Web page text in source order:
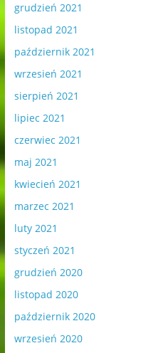
grudzień 2021
listopad 2021
październik 2021
wrzesień 2021
sierpień 2021
lipiec 2021
czerwiec 2021
maj 2021
kwiecień 2021
marzec 2021
luty 2021
styczeń 2021
grudzień 2020
listopad 2020
październik 2020
wrzesień 2020